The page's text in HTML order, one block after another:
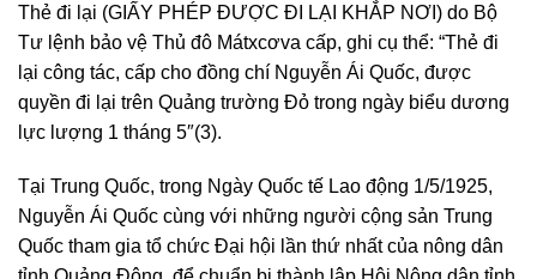
Thẻ đi lại (GIẤY PHÉP ĐƯỢC ĐI LẠI KHẮP NƠI) do Bộ
Tư lệnh bảo vệ Thủ đô Mátxcơva cấp, ghi cụ thể: “Thẻ đi
lại công tác, cấp cho đồng chí Nguyễn Ái Quốc, được
quyền đi lại trên Quảng trường Đỏ trong ngày biểu dương
lực lượng 1 tháng 5″(3).
Tại Trung Quốc, trong Ngày Quốc tế Lao động 1/5/1925,
Nguyễn Ái Quốc cùng với những người cộng sản Trung
Quốc tham gia tổ chức Đại hội lần thứ nhất của nông dân